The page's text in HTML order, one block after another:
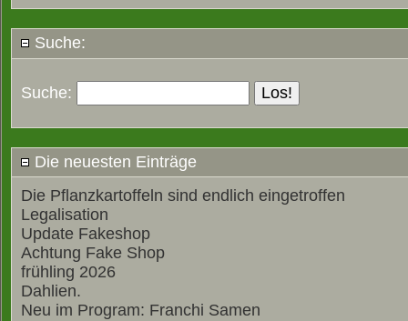
Suche:
Suche:
Die neuesten Einträge
Die Pflanzkartoffeln sind endlich eingetroffen
Legalisation
Update Fakeshop
Achtung Fake Shop
frühling 2026
Dahlien.
Neu im Program: Franchi Samen